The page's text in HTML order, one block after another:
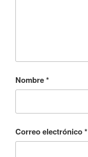
Nombre*
Correo electrónico*